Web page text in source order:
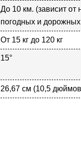
До 10 км. (зависит от
погодных и
От 15 кг до 120 кг
15°
26,67 см (10,5